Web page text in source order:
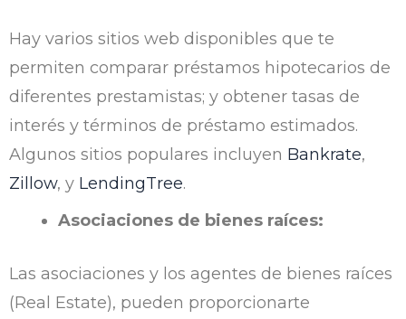
Hay varios sitios web disponibles que te
permiten comparar préstamos hipotecarios de
diferentes prestamistas; y obtener tasas de
interés y términos de préstamo estimados.
Algunos sitios populares incluyen Bankrate,
Zillow, y LendingTree.
Asociaciones de bienes raíces:
Las asociaciones y los agentes de bienes raíces
(Real Estate), pueden proporcionarte